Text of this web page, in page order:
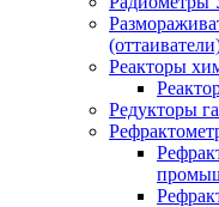
Реакторы
Редукторы